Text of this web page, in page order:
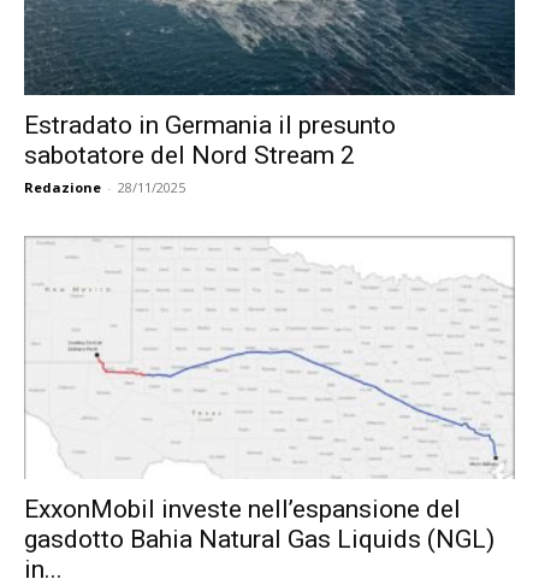
Estradato in Germania il presunto
sabotatore del Nord Stream 2
Redazione - 28/11/2025
ExxonMobil investe nell’espansione del
gasdotto Bahia Natural Gas Liquids (NGL)
in...